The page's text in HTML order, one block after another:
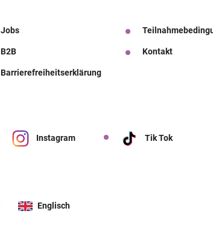
Jobs
B2B Kontakt
Barrierefreiheitserklärung
Instagram Tik Tok
Englisch